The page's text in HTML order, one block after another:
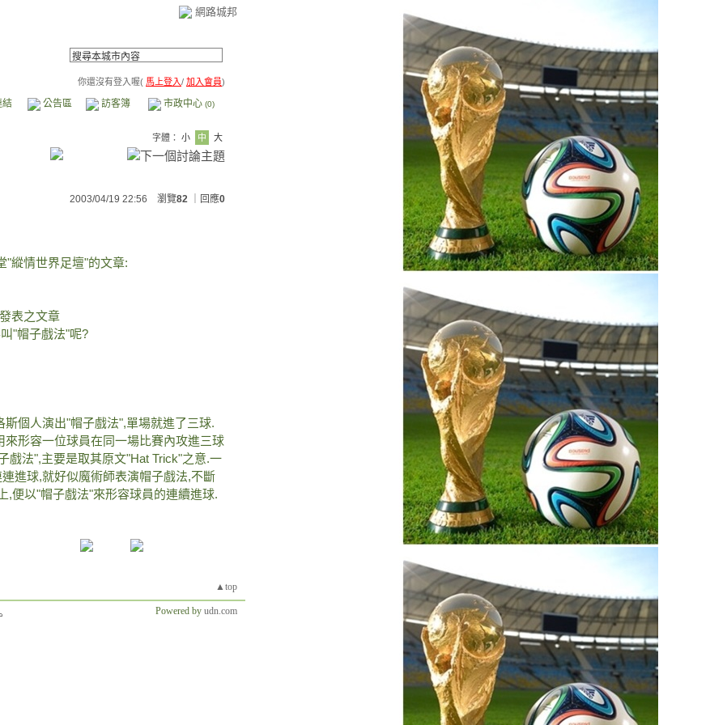
網路城邦
你還沒有登入喔( 馬上登入/ 加入會員)
結 公告區 訪客簿 市政中心 (0)
字體： 小 中 大
2003/04/19 22:56 瀏覽82 ｜回應0
"縱情世界足壇"的文章:
表之文章
"帽子戲法"呢?
個人演出"帽子戲法",單場就進了三球.
形容一位球員在同一場比賽內攻進三球
戲法",主要是取其原文"Hat Trick"之意.一
進球,就好似魔術師表演帽子戲法,不斷
,便以"帽子戲法"來形容球員的連續進球.
▲top
Powered by udn.com